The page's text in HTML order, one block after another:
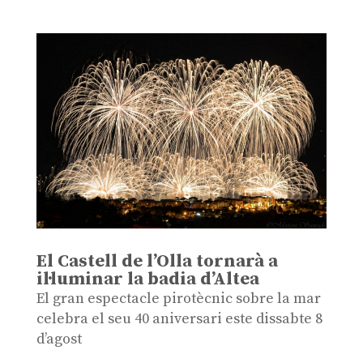
El Castell de l’Olla tornarà a
il·luminar la badia d’Altea
El gran espectacle pirotècnic sobre la mar
celebra el seu 40 aniversari este dissabte 8
d’agost